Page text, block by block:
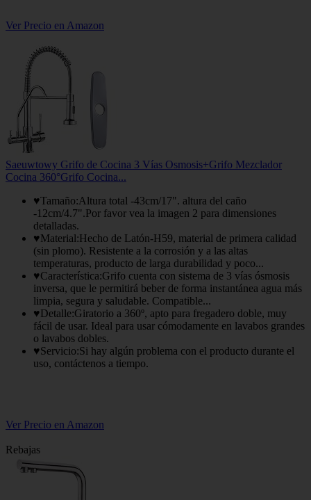
Ver Precio en Amazon
Saeuwtowy Grifo de Cocina 3 Vías Osmosis+Grifo Mezclador
Cocina 360°Grifo Cocina...
♥Tamaño:Altura total -43cm/17". altura del caño
-12cm/4.7".Por favor vea la imagen 2 para dimensiones
detalladas.
♥Material:Hecho de Latón-H59, material de primera calidad
(sin plomo). Resistente a la corrosión y a las altas
temperaturas, producto de larga durabilidad y poco...
♥Característica:Grifo cuenta con sistema de 3 vías ósmosis
inversa, que le permitirá beber de forma instantánea agua más
limpia, segura y saludable. Compatible...
♥Detalle:Giratorio a 360º, apto para fregadero doble, muy
fácil de usar. Ideal para usar cómodamente en lavabos grandes
o lavabos dobles.
♥Servicio:Si hay algún problema con el producto durante el
uso, contáctenos a tiempo.
Ver Precio en Amazon
Rebajas